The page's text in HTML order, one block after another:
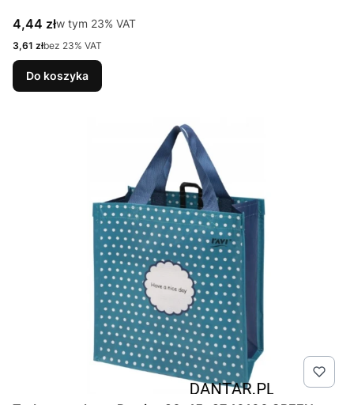
Cena brutto
4,44 złw tym %s VAT
w tym 23% VAT
Cena netto
3,61 złbez 23% VAT
Do koszyka